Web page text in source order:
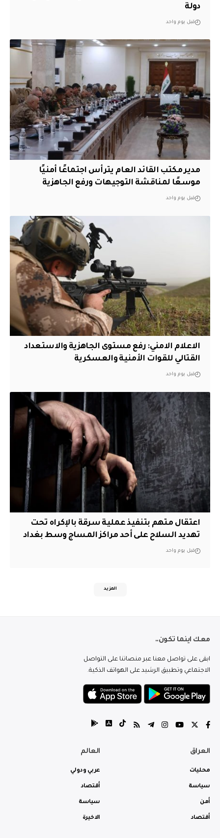
دولة
قبل يوم واحد
مدير مكتب القائد العام يترأس اجتماعًا أمنيًا
موسعًا لمناقشة التوجيهات ورفع الجاهزية
قبل يوم واحد
الاعلام الامني: رفع مستوى الجاهزية والاستعداد
القتالي للقوات الأمنية والعسكرية
قبل يوم واحد
اعتقال متهم بتنفيذ عملية سرقة بالإكراه تحت
تهديد السلاح على أحد مراكز المساج وسط بغداد
قبل يوم واحد
المزيد
معك اينما تكون..
ابقى على تواصل معنا عبر منصاتنا على التواصل
الاجتماعي وتطبيق الرشيد على الهواتف الذكية.
العراق
محليات
سياسة
أمن
أقتصاد
العالم
عربي ودولي
أقتصاد
سياسة
الاخيرة